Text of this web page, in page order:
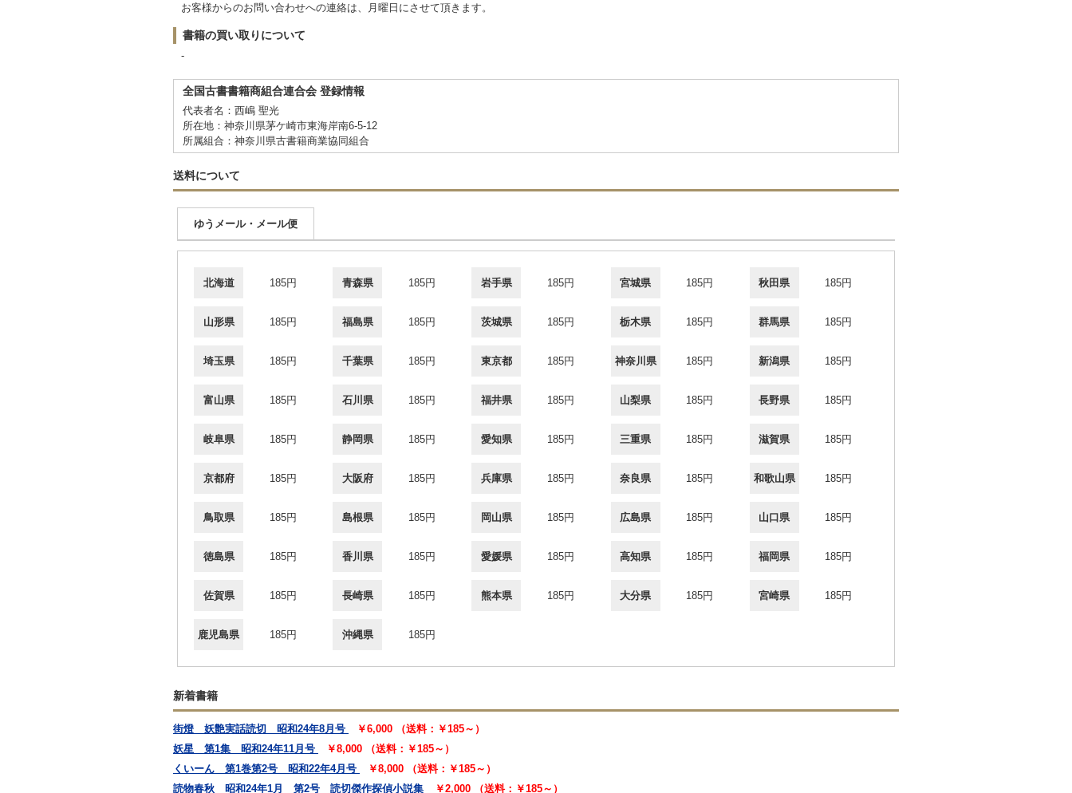
お客様からのお問い合わせへの連絡は、月曜日にさせて頂きます。
書籍の買い取りについて
-
全国古書書籍商組合連合会 登録情報
代表者名：西嶋 聖光
所在地：神奈川県茅ケ崎市東海岸南6-5-12
所属組合：神奈川県古書籍商業協同組合
送料について
ゆうメール・メール便
北海道 185円 青森県 185円 岩手県 185円 宮城県 185円 秋田県 185円
山形県 185円 福島県 185円 茨城県 185円 栃木県 185円 群馬県 185円
埼玉県 185円 千葉県 185円 東京都 185円 神奈川県 185円 新潟県 185円
富山県 185円 石川県 185円 福井県 185円 山梨県 185円 長野県 185円
岐阜県 185円 静岡県 185円 愛知県 185円 三重県 185円 滋賀県 185円
京都府 185円 大阪府 185円 兵庫県 185円 奈良県 185円 和歌山県 185円
鳥取県 185円 島根県 185円 岡山県 185円 広島県 185円 山口県 185円
徳島県 185円 香川県 185円 愛媛県 185円 高知県 185円 福岡県 185円
佐賀県 185円 長崎県 185円 熊本県 185円 大分県 185円 宮崎県 185円
鹿児島県 185円 沖縄県 185円
新着書籍
街燈 妖艶実話読切 昭和24年8月号
￥6,000 （送料：￥185～）
妖星 第1集 昭和24年11月号
￥8,000 （送料：￥185～）
くいーん 第1巻第2号 昭和22年4月号
￥8,000 （送料：￥185～）
読物春秋 昭和24年1月 第2号 読切傑作探偵小説集
￥2,000 （送料：￥185～）